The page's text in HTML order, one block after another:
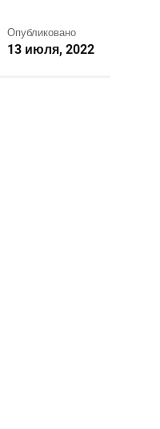
Опубликовано
13 июля, 2022